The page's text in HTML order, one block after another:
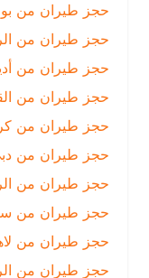
حجز طيران من بولونيا
حجز طيران من الرياض
حجز طيران من أديس
حجز طيران من
حجز طيران من
حجز طيران من دبي
حجز طيران من الرياض
حجز طيران من سيلهيت
حجز طيران من لاهور
حجز طيران من الرياض